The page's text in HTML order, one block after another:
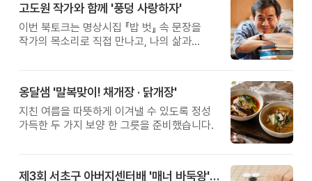
고도원 작가와 함께 '풍덩 사랑하자'
이번 북토크는 명상시집 『밥 벗』 속 문장을
작가의 목소리로 직접 만나고, 나의 삶과
옹달샘 '말복맞이! 채개장 · 닭개장'
지친 여름을 따뜻하게 이겨낼 수 있도록 정성
가득한 두 가지 보양 한 그릇을 준비했습니다.
제3회 서초구 아버지센터배 '매너 바둑왕' 대회